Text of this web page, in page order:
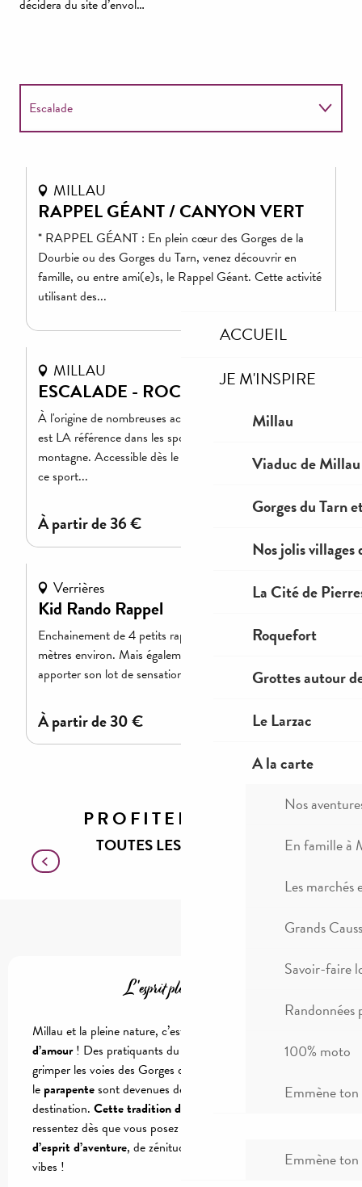
ACCUEIL
JE M'INSPIRE
Millau
Viaduc de Millau
Gorges du Tarn
Nos jolis villages
La Cité de
Roquefort
Grottes autour
Le Larzac
A la carte
Nos
En famille à
Les marchés
Grands
Savoir-faire
Randonnées
100% moto
Emmène
Emmène
décidera du site d’envol…
Escalade
VTT
Via ferrata
MILLAU
RAPPEL GÉANT / CANYON VERT
* RAPPEL GÉANT : En plein cœur des Gorges de la
Dourbie ou des Gorges du Tarn, venez découvrir en
famille, ou entre ami(e)s, le Rappel Géant. Cette activité
utilisant des...
MILLAU
ESCALADE - ROC ET CANYON
À l'origine de nombreuses activités connexes, l'escalade
est LA référence dans les sports de grimpe et de
montagne. Accessible dès le plus jeune âge et à tout âge,
ce sport...
à partir de36€
Verrières
Kid Rando Rappel
Enchainement de 4 petits rappels d'une hauteur de 4 à 6
mètres environ. Mais également une tyrolienne pour
apporter son lot de sensations. Découvrez une sortie...
à partir de30€
PROFITER DE
TOUTES LES ACTIVITÉS !
L'esprit pleine nature
Millau et la pleine nature, c’est avant tout
d’amour! Des pratiquants du monde entier viennent
grimper les voies des Gorges de la Jonte, le
le parapentesont devenues des
de la
destination. Cette tradition des sports outdoor
ressentez dès que vous posez vos valises. Une bonne dose
d’esprit d’aventure, de zénitude et d’échange de bonnes
vibes !